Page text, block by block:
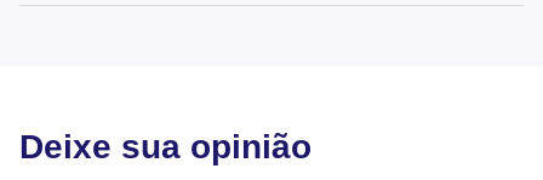
Deixe sua opinião